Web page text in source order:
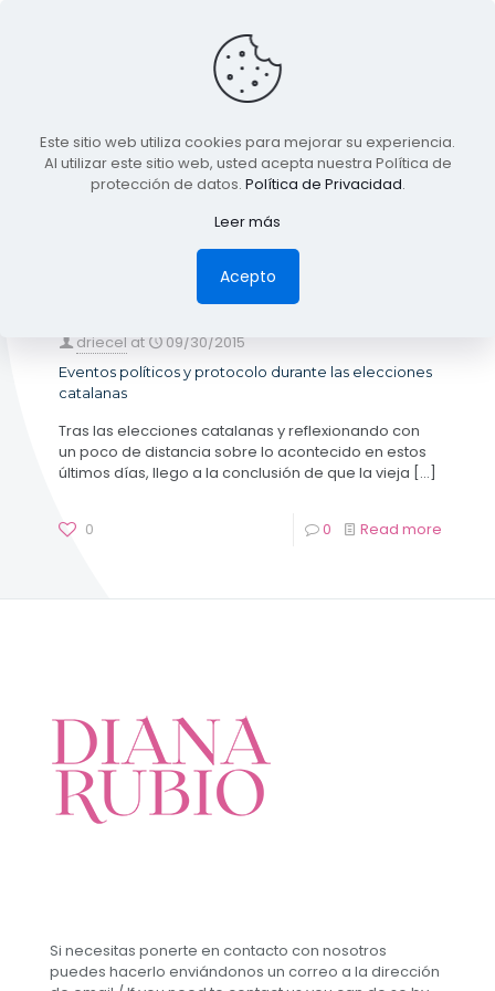
BLOG
TODA LA INFORMACIÓN
Tags Authors
driecel at 09/30/2015
Eventos políticos y protocolo durante las elecciones
catalanas
Tras las elecciones catalanas y reflexionando con
un poco de distancia sobre lo acontecido en estos
últimos días, llego a la conclusión de que la vieja […]
0 0 Read more
Si necesitas ponerte en contacto con nosotros
puedes hacerlo enviándonos un correo a la dirección
Este sitio web utiliza cookies para mejorar su experiencia.
Al utilizar este sitio web, usted acepta nuestra Política de
protección de datos. Política de Privacidad.
Leer más
Acepto